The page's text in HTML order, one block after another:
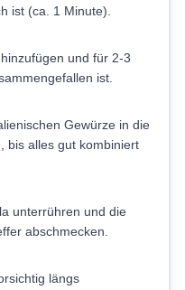
ist (ca. 1 Minute).
und für 2-3
ist.
Gewürze in die
bis alles gut kombiniert
unterrühren und die
abschmecken.
längs